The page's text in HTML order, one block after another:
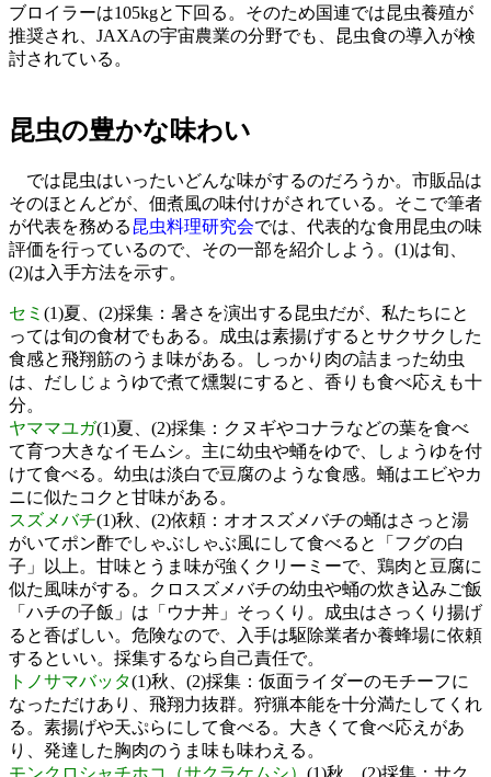
ブロイラーは105kgと下回る。そのため国連では昆虫養殖が
推奨され、JAXAの宇宙農業の分野でも、昆虫食の導入が検
討されている。
昆虫の豊かな味わい
では昆虫はいったいどんな味がするのだろうか。市販品は
そのほとんどが、佃煮風の味付けがされている。そこで筆者
が代表を務める昆虫料理研究会では、代表的な食用昆虫の味
評価を行っているので、その一部を紹介しよう。(1)は旬、
(2)は入手方法を示す。
セミ (1)夏、(2)採集：暑さを演出する昆虫だが、私たちにと
っては旬の食材でもある。成虫は素揚げするとサクサクした
食感と飛翔筋のうま味がある。しっかり肉の詰まった幼虫
は、だしじょうゆで煮て燻製にすると、香りも食べ応えも十
分。
ヤママユガ(1)夏、(2)採集：クヌギやコナラなどの葉を食べ
て育つ大きなイモムシ。主に幼虫や蛹をゆで、しょうゆを付
けて食べる。幼虫は淡白で豆腐のような食感。蛹はエビやカ
ニに似たコクと甘味がある。
スズメバチ(1)秋、(2)依頼：オオスズメバチの蛹はさっと湯
がいてポン酢でしゃぶしゃぶ風にして食べると「フグの白
子」以上。甘味とうま味が強くクリーミーで、鶏肉と豆腐に
似た風味がする。クロスズメバチの幼虫や蛹の炊き込みご飯
「ハチの子飯」は「ウナ丼」そっくり。成虫はさっくり揚げ
ると香ばしい。危険なので、入手は駆除業者か養蜂場に依頼
するといい。採集するなら自己責任で。
トノサマバッタ(1)秋、(2)採集：仮面ライダーのモチーフに
なっただけあり、飛翔力抜群。狩猟本能を十分満たしてくれ
る。素揚げや天ぷらにして食べる。大きくて食べ応えがあ
り、発達した胸肉のうま味も味わえる。
モンクロシャチホコ（サクラケムシ） (1)秋、(2)採集：サク